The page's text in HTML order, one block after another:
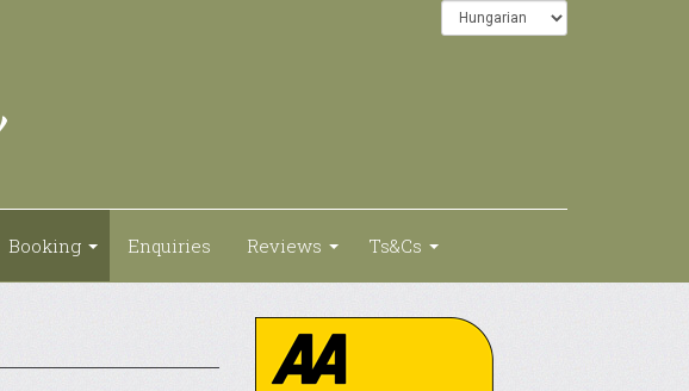
Booking Enquiries Reviews Ts&Cs